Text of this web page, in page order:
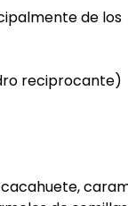
de los
reciprocante)